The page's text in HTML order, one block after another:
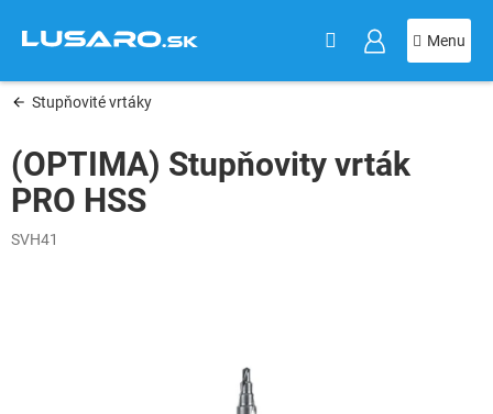
obsah
Stupňovité vrtáky
(OPTIMA) Stupňovity vrták
PRO HSS
SVH41